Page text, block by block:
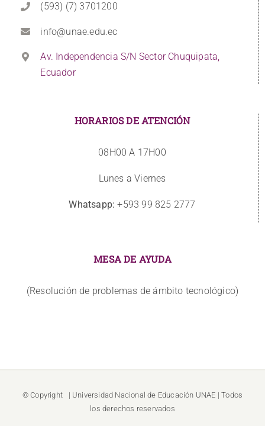
(593) (7) 3701200
info@unae.edu.ec
Av. Independencia S/N Sector Chuquipata,
Ecuador
HORARIOS DE ATENCIÓN
08H00 A 17H00
Lunes a Viernes
Whatsapp: +593 99 825 2777
MESA DE AYUDA
(Resolución de problemas de ámbito tecnológico)
© Copyright | Universidad Nacional de Educación UNAE | Todos
los derechos reservados